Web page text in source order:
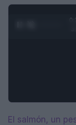
El salmón, un